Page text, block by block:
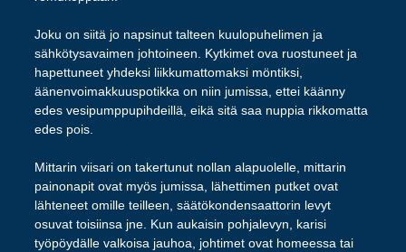
Joku on siitä jo napsinut talteen kuulopuhelimen ja
sähkötysavaimen johtoineen. Kytkimet ova ruostuneet ja
hapettuneet yhdeksi liikkumattomaksi möntiksi,
äänenvoimakkuuspotikka on niin jumissa, ettei käänny
edes vesipumppupihdeillä, eikä sitä saa nuppia rikkomatta
edes pois.
Mittarin viisari on takertunut nollan alapuolelle, mittarin
painonapit ovat myös jumissa, lähettimen putket ovat
lähteneet omille teilleen, säätökondensaattorin levyt
osuvat toisiinsa jne. Kun aukaisin pohjalevyn, karisi
työpöydälle valkoisa jauhoa, johtimet ovat homeessa tai